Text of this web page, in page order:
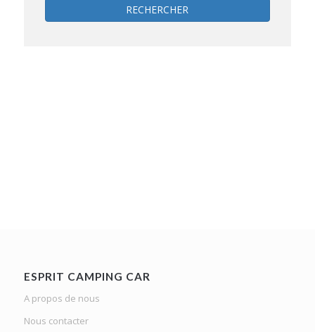
RECHERCHER
ESPRIT CAMPING CAR
A propos de nous
Nous contacter